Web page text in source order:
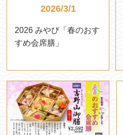
2026/3/1
2026 みやび「春のおす
すめ会席膳」